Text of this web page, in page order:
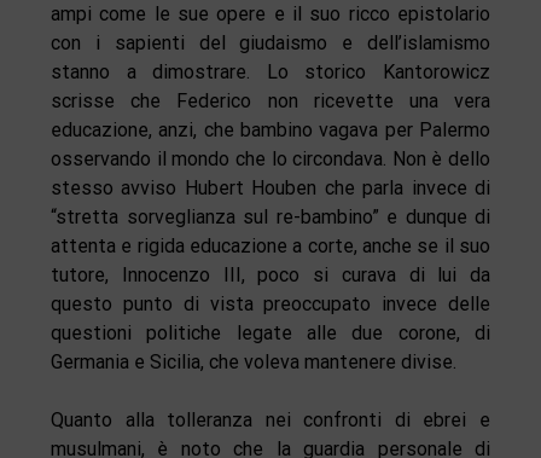
ampi come le sue opere e il suo ricco epistolario
con i sapienti del giudaismo e dell’islamismo
stanno a dimostrare. Lo storico Kantorowicz
scrisse che Federico non ricevette una vera
educazione, anzi, che bambino vagava per Palermo
osservando il mondo che lo circondava. Non è dello
stesso avviso Hubert Houben che parla invece di
“stretta sorveglianza sul re-bambino” e dunque di
attenta e rigida educazione a corte, anche se il suo
tutore, Innocenzo III, poco si curava di lui da
questo punto di vista preoccupato invece delle
questioni politiche legate alle due corone, di
Germania e Sicilia, che voleva mantenere divise.
Quanto alla tolleranza nei confronti di ebrei e
musulmani, è noto che la guardia personale di